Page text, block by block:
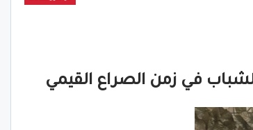
في زمن الصراع القيمي